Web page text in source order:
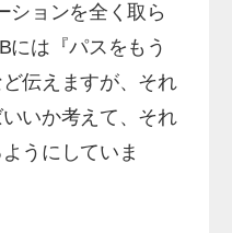
ションを全く取ら
には『パスをもう
伝えますが、それ
いか考えて、それ
うにしていま